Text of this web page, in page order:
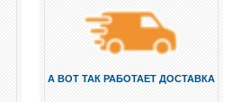
А ВОТ ТАК РАБОТАЕТ ДОСТАВКА